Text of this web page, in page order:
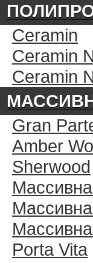
Ceramin
Ceramin
Ceramin
Gran
Amber
Sherwood
Porta Vita